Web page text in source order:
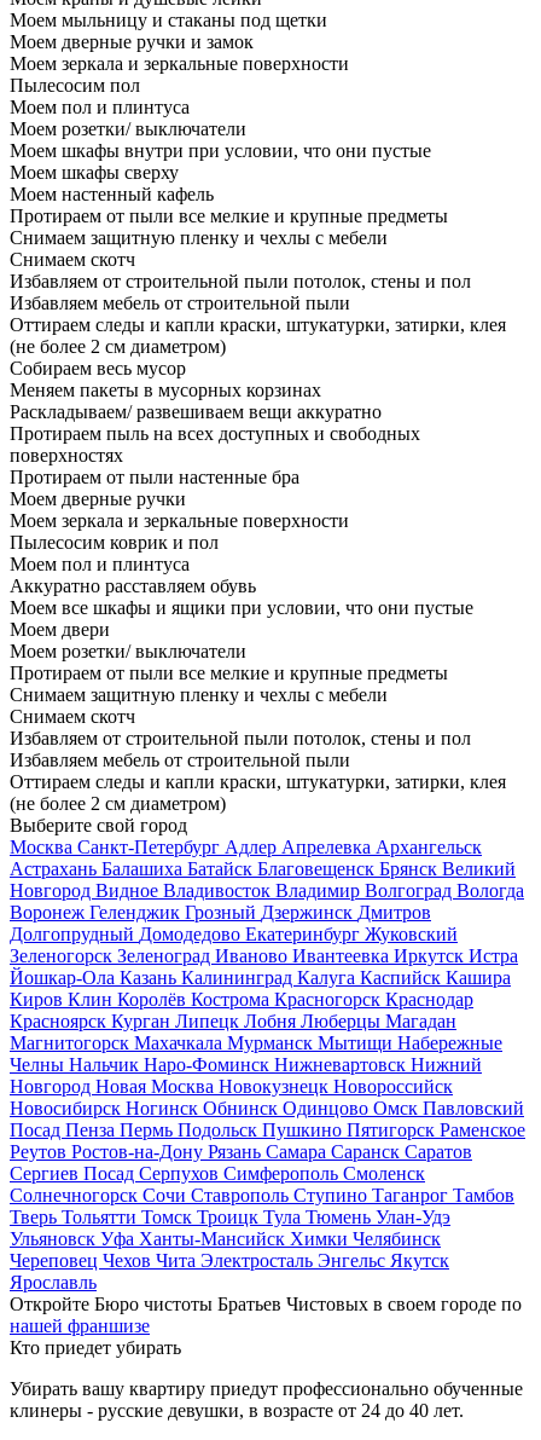
Моем мыльницу и стаканы под щетки
Моем дверные ручки и замок
Моем зеркала и зеркальные поверхности
Пылесосим пол
Моем пол и плинтуса
Моем розетки/ выключатели
Моем шкафы внутри при условии, что они пустые
Моем шкафы сверху
Моем настенный кафель
Протираем от пыли все мелкие и крупные предметы
Снимаем защитную пленку и чехлы с мебели
Снимаем скотч
Избавляем от строительной пыли потолок, стены и пол
Избавляем мебель от строительной пыли
Оттираем следы и капли краски, штукатурки, затирки, клея
(не более 2 см диаметром)
Собираем весь мусор
Меняем пакеты в мусорных корзинах
Раскладываем/ развешиваем вещи аккуратно
Протираем пыль на всех доступных и свободных
поверхностях
Протираем от пыли настенные бра
Моем дверные ручки
Моем зеркала и зеркальные поверхности
Пылесосим коврик и пол
Моем пол и плинтуса
Аккуратно расставляем обувь
Моем все шкафы и ящики при условии, что они пустые
Моем двери
Моем розетки/ выключатели
Протираем от пыли все мелкие и крупные предметы
Снимаем защитную пленку и чехлы с мебели
Снимаем скотч
Избавляем от строительной пыли потолок, стены и пол
Избавляем мебель от строительной пыли
Оттираем следы и капли краски, штукатурки, затирки, клея
(не более 2 см диаметром)
Выберите свой город
Москва Санкт-Петербург Адлер Апрелевка Архангельск
Астрахань Балашиха Батайск Благовещенск Брянск Великий
Новгород Видное Владивосток Владимир Волгоград Вологда
Воронеж Геленджик Грозный Дзержинск Дмитров
Долгопрудный Домодедово Екатеринбург Жуковский
Зеленогорск Зеленоград Иваново Ивантеевка Иркутск Истра
Йошкар-Ола Казань Калининград Калуга Каспийск Кашира
Киров Клин Королёв Кострома Красногорск Краснодар
Красноярск Курган Липецк Лобня Люберцы Магадан
Магнитогорск Махачкала Мурманск Мытищи Набережные
Челны Нальчик Наро-Фоминск Нижневартовск Нижний
Новгород Новая Москва Новокузнецк Новороссийск
Новосибирск Ногинск Обнинск Одинцово Омск Павловский
Посад Пенза Пермь Подольск Пушкино Пятигорск Раменское
Реутов Ростов-на-Дону Рязань Самара Саранск Саратов
Сергиев Посад Серпухов Симферополь Смоленск
Солнечногорск Сочи Ставрополь Ступино Таганрог Тамбов
Тверь Тольятти Томск Троицк Тула Тюмень Улан-Удэ
Ульяновск Уфа Ханты-Мансийск Химки Челябинск
Череповец Чехов Чита Электросталь Энгельс Якутск
Ярославль
Откройте Бюро чистоты Братьев Чистовых в своем городе по
нашей франшизе
Кто приедет убирать
Убирать вашу квартиру приедут профессионально обученные
клинеры - русские девушки, в возрасте от 24 до 40 лет.